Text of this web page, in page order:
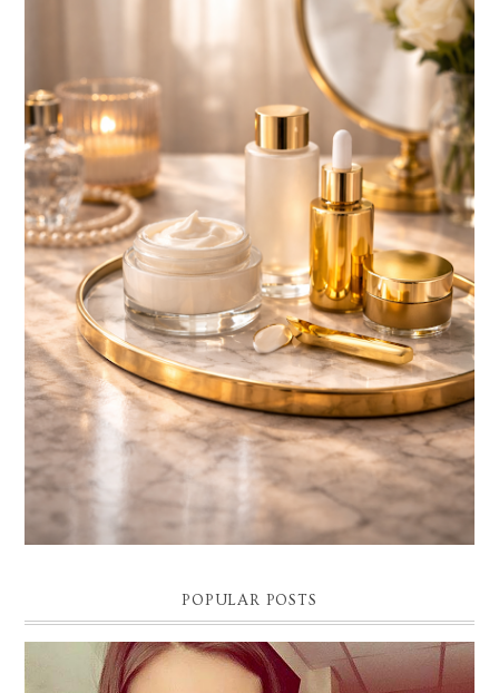
BELLEZA CONSCIENTE: EL LUJO SILENCIOSO QUE
TRANSFORMA TU PIEL Y TU BIENESTAR
Descubre cómo la belleza consciente, el skincare de lujo y la cosmética
premium se convierten en el nuevo ritual de bienestar. El final de...
POPULAR POSTS